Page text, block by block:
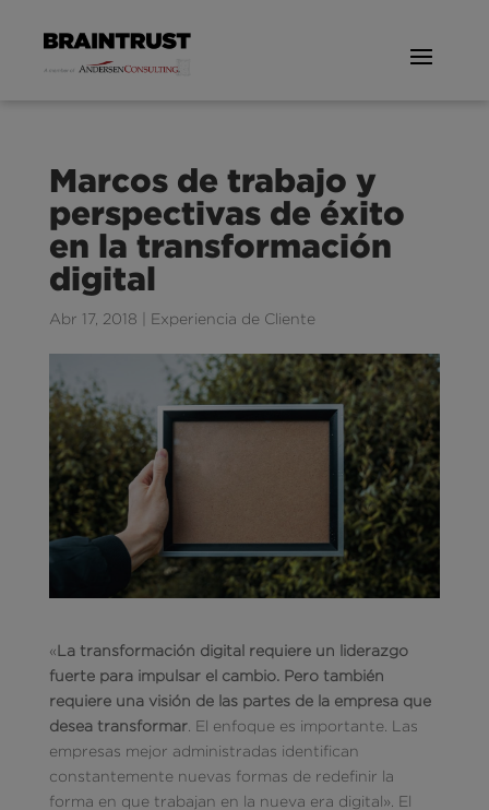
Marcos de trabajo y
perspectivas de éxito
en la transformación
digital
Abr 17, 2018 Experiencia de Cliente
«La transformación digital requiere un liderazgo
fuerte para impulsar el cambio. Pero también
requiere una visión de las partes de la empresa que
desea transformar. El enfoque es importante. Las
empresas mejor administradas identifican
constantemente nuevas formas de redefinir la
forma en que trabajan en la nueva era digital». El